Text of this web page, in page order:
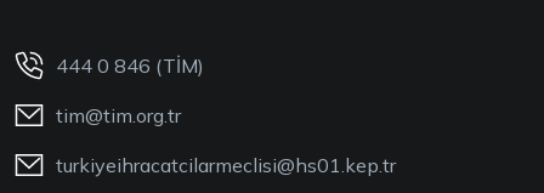
444 0 846 (TİM)
tim@tim.org.tr
turkiyeihracatcilarmeclisi@hs01.kep.tr